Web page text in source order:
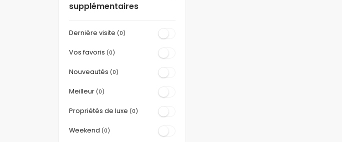
supplémentaires
Dernière visite (0)
Vos favoris (0)
Nouveautés (0)
Meilleur (0)
Propriétés de luxe (0)
Weekend (0)